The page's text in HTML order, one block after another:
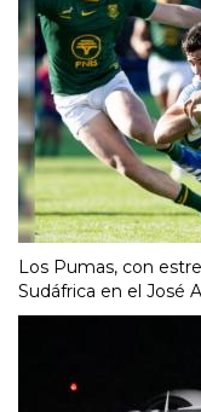
Los Pumas, con
Sudáfrica en el José